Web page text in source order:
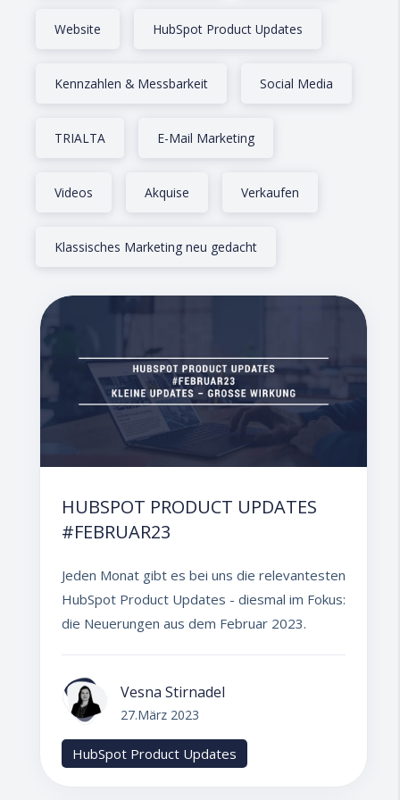
Website HubSpot Product Updates
Kennzahlen & Messbarkeit Social Media
TRIALTA E-Mail Marketing
Videos Akquise Verkaufen
Klassisches Marketing neu gedacht
HUBSPOT PRODUCT UPDATES
#FEBRUAR23
Jeden Monat gibt es bei uns die relevantesten
HubSpot Product Updates - diesmal im Fokus:
die Neuerungen aus dem Februar 2023.
Vesna Stirnadel
27.März 2023
HubSpot Product Updates